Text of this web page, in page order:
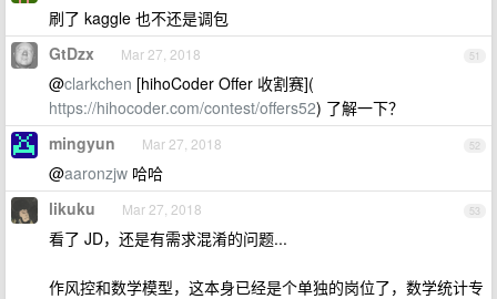
刷了 kaggle 也不还是调包
51
GtDzx Mar 27, 2018
@clarkchen [hihoCoder Offer 收割赛](
https://hihocoder.com/contest/offers52) 了解一下？
52
mingyun Mar 27, 2018
@aaronzjw 哈哈
53
likuku Mar 27, 2018
看了 JD，还是有需求混淆的问题...
作风控和数学模型，这本身已经是个单独的岗位了，数学统计专